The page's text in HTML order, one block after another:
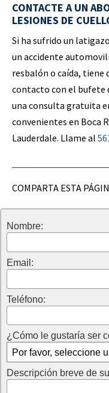
CONTACTE A UN
LESIONES DE
Si ha sufrido un
un accidente
resbalón o caída, tiene
contacto con el bufete
una consulta gratuita
convenientes en Boca
Lauderdale. Llame al
COMPARTA ESTA
Nombre:
Email:
Teléfono:
¿Cómo le gustaría ser
Descripción breve de